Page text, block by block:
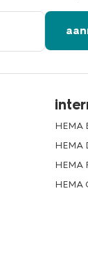
HEMA
HEMA
HEMA
HEMA